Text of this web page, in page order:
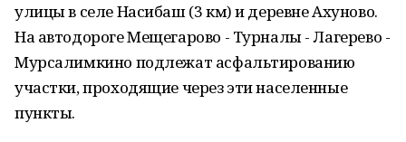
улицы в селе Насибаш (3 км) и деревне Ахуново.
На автодороге Мещегарово - Турналы - Лагерево -
Мурсалимкино подлежат асфальтированию
участки, проходящие через эти населенные
пункты.